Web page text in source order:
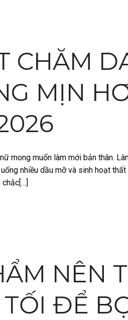
CHĂM
MỊN
mong muốn làm mới bản thân.
nhiều dầu mỡ và sinh hoạt
chắc[…]
NÊN
ĐỂ